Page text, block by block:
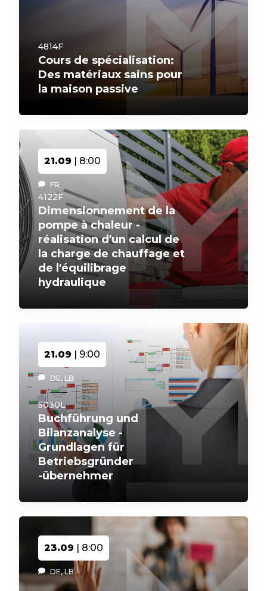
4814F
Cours de spécialisation:
Des matériaux sains pour
la maison passive
21.09 | 8:00
FR
4122F
Dimensionnement de la
pompe à chaleur -
réalisation d'un calcul de
la charge de chauffage et
de l'équilibrage
hydraulique
21.09 | 9:00
DE, LB
5030L
Buchführung und
Bilanzanalyse -
Grundlagen für
Betriebsgründer
-übernehmer
23.09 | 8:00
DE, LB